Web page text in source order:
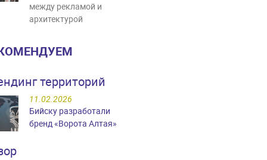
между рекламой и
архитектурой
территорий
11.02.2026
Бийску разработали
бренд «Ворота Алтая»